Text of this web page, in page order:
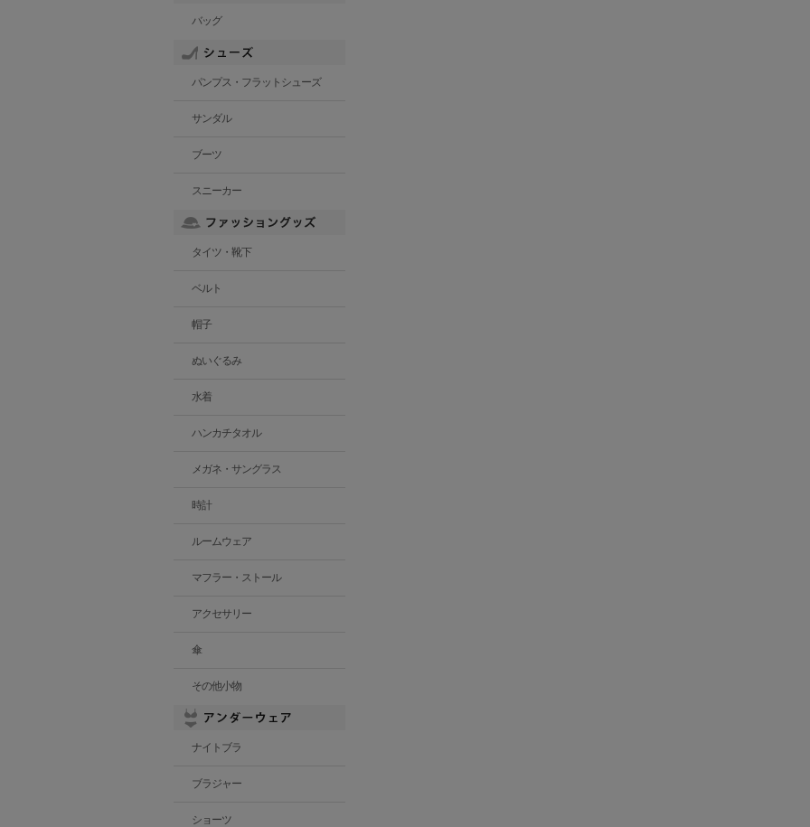
バッグ
パンプス・フラットシューズ
サンダル
ブーツ
スニーカー
タイツ・靴下
ベルト
帽子
ぬいぐるみ
水着
ハンカチタオル
メガネ・サングラス
時計
ルームウェア
マフラー・ストール
アクセサリー
傘
その他小物
ナイトブラ
ブラジャー
ショーツ